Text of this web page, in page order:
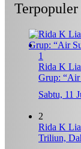
Terpopuler
1
Rida K
Grup: “Air
Sabtu, 11
2
Rida K
Triliun,